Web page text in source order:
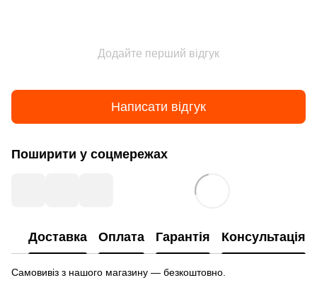
Додайте перший відгук
Написати відгук
Поширити у соцмережах
Доставка Оплата Гарантія Консультація
Самовивіз з нашого магазину — безкоштовно.